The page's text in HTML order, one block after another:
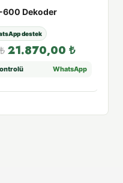
600 Dekoder
destek
₺ 21.870,00 ₺
WhatsApp